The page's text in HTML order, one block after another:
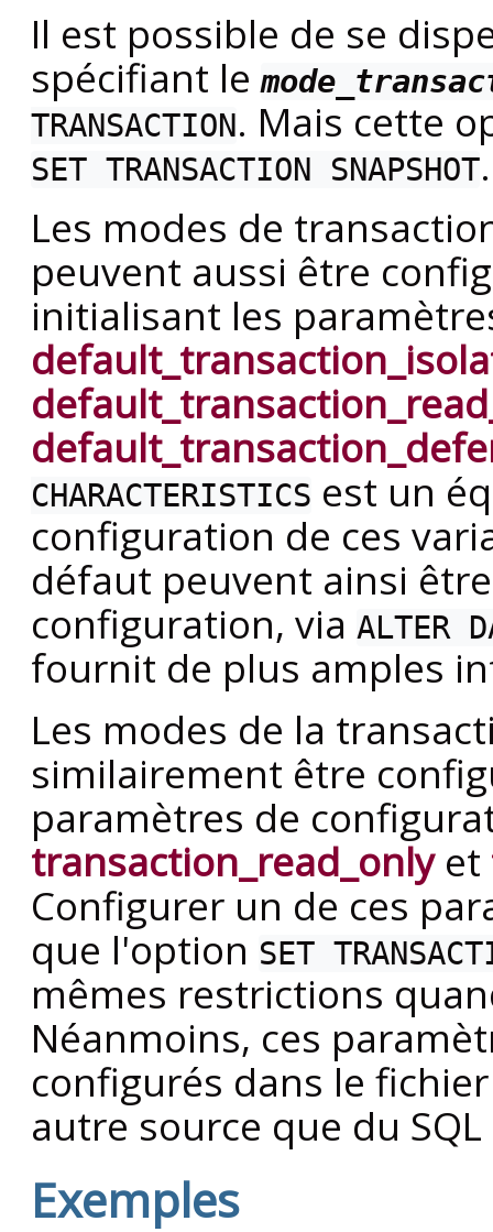
Il est possible de se
spécifiant le
TRANSACTION. Mais cette
SET TRANSACTION SNAPSHOT.
Les modes de
peuvent aussi être
initialisant les
CHARACTERISTICS est un
configuration de ces
défaut peuvent ainsi
configuration, via ALTER
fournit de plus amples
Les modes de la
similairement être
paramètres de
transaction_read_onlyet
Configurer un de ces
que l'option SET
mêmes restrictions
Néanmoins, ces
configurés dans le
autre source que du
Exemples